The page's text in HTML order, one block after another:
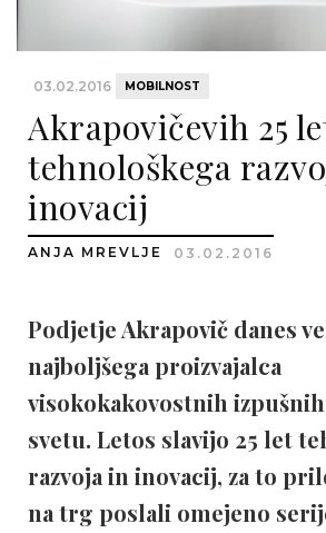
03.02.2016 MOBILNOST
Akrapovičevih 25
tehnološkega
inovacij
ANJA MREVLJE 03.02.2016
Podjetje Akrapovič danes
najboljšega proizvajalca
visokokakovostnih
svetu. Letos slavijo 25 let
razvoja in inovacij, za to
na trg poslali omejeno